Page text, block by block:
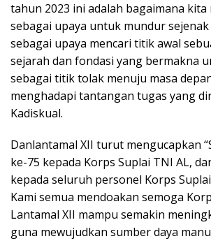
tahun 2023 ini adalah bagaimana
sebagai upaya untuk mundur sejenak
sebagai upaya mencari titik awal
sejarah dan fondasi yang bermakna
sebagai titik tolak menuju masa
menghadapi tantangan tugas yang
Kadiskual.
Danlantamal XII turut mengucapkan
ke-75 kepada Korps Suplai TNI AL,
kepada seluruh personel Korps
Kami semua mendoakan semoga
Lantamal XII mampu semakin
guna mewujudkan sumber daya